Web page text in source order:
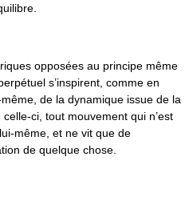
opposées au principe même
s’inspirent, comme en
de la dynamique issue de la
ci, tout mouvement qui n’est
même, et ne vit que de
de quelque chose.